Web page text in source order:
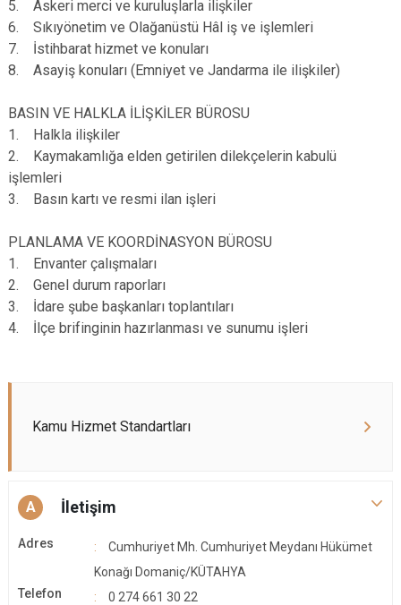
5. Askeri merci ve kuruluşlarla ilişkiler
6. Sıkıyönetim ve Olağanüstü Hâl iş ve işlemleri
7. İstihbarat hizmet ve konuları
8. Asayiş konuları (Emniyet ve Jandarma ile ilişkiler)
BASIN VE HALKLA İLİŞKİLER BÜROSU
1. Halkla ilişkiler
2. Kaymakamlığa elden getirilen dilekçelerin kabulü
işlemleri
3. Basın kartı ve resmi ilan işleri
PLANLAMA VE KOORDİNASYON BÜROSU
1. Envanter çalışmaları
2. Genel durum raporları
3. İdare şube başkanları toplantıları
4. İlçe brifinginin hazırlanması ve sunumu işleri
Kamu Hizmet Standartları
A İletişim
Adres
Cumhuriyet Mh. Cumhuriyet Meydanı Hükümet
Konağı Domaniç/KÜTAHYA
Telefon
0 274 661 30 22